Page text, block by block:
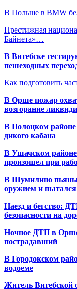
В Польше в BMW
Престижная
Байнета»…
В Витебске
пешеходных
Как подготовить
В Орше пожар
возгорание
В Полоцком районе
дикого кабана
В Ушачском
произошел при
В Шумилино
оружием и
Наезд и бегство:
безопасности на
Ночное ДТП в
пострадавший
В Городокском
водоеме
Житель Витебской